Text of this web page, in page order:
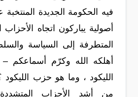
فيه الحكومة الجديدة
أصولية يباركون اتجاه الأحزاب
المتطرفة إلى السياسة
أهلكه الله وكرّم
الليكود ، وما هو حزب
من أشد الأحزاب المتشددة